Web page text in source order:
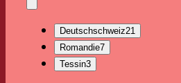
löschen
Dropdown
öffnen
Deutschschweiz21
Romandie7
Tessin3